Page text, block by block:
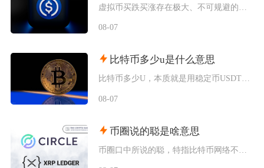
08-07
比特币多少u是什么意思
比特币多少U，本质就是用稳定币USDT（圈内简称U）来标注单枚比特币的市场交易价格，交易所
08-07
币圈说的聪是啥意思